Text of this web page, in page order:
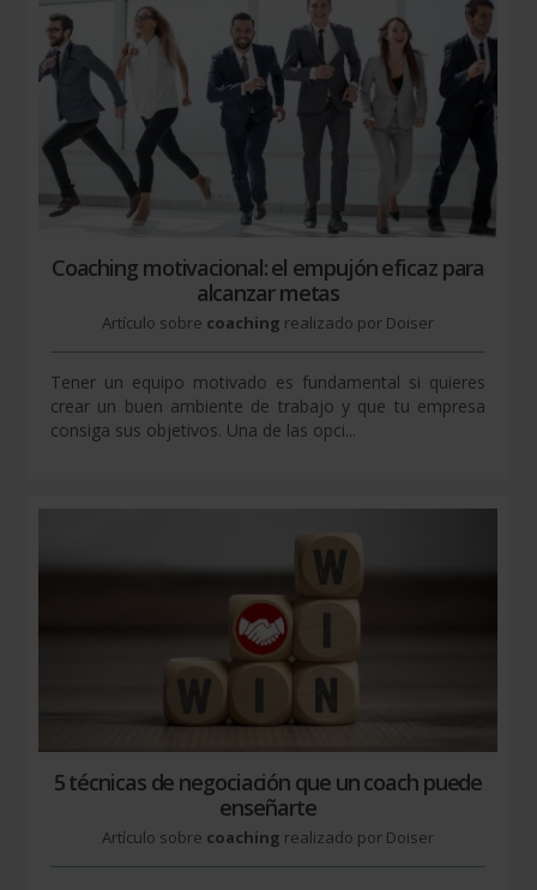
Coaching motivacional: el empujón eficaz para
alcanzar metas
Artículo sobre coaching realizado por Doiser
Tener un equipo motivado es fundamental si quieres
crear un buen ambiente de trabajo y que tu empresa
consiga sus objetivos. Una de las opci...
5 técnicas de negociación que un coach puede
enseñarte
Artículo sobre coaching realizado por Doiser